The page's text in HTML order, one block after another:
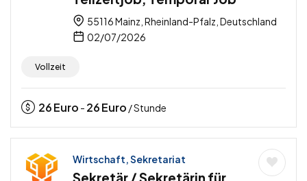
55116 Mainz, Rheinland-Pfalz, Deutschland
02/07/2026
Vollzeit
26Euro - 26Euro / Stunde
Wirtschaft, Sekretariat
Sekretär / Sekretärin für